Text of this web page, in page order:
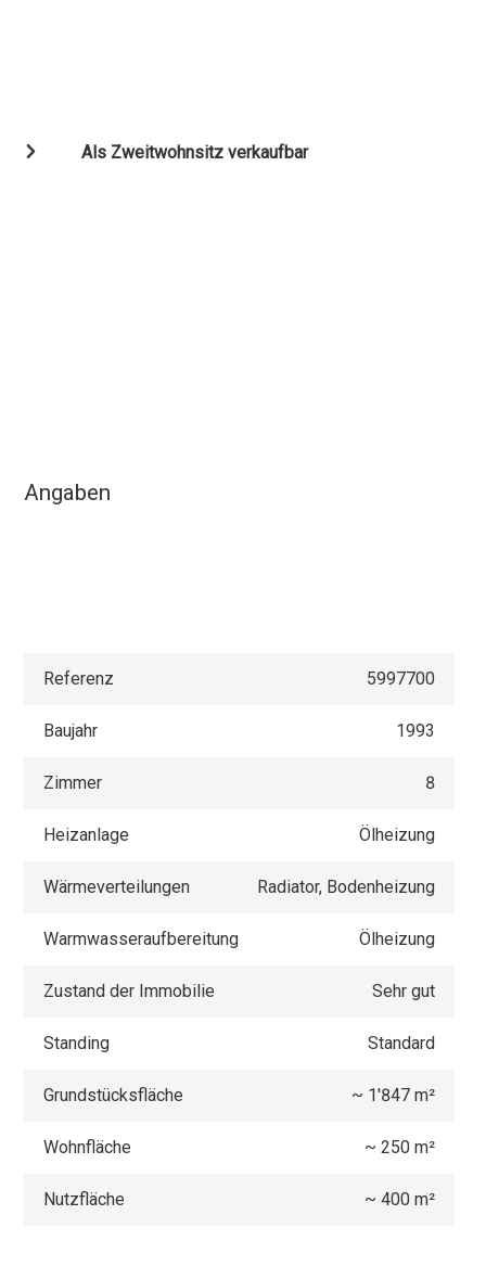
Als Zweitwohnsitz verkaufbar
Angaben
Referenz 5997700
Baujahr 1993
Zimmer 8
Heizanlage Ölheizung
Wärmeverteilungen Radiator, Bodenheizung
Warmwasseraufbereitung Ölheizung
Zustand der Immobilie Sehr gut
Standing Standard
Grundstücksfläche ~ 1'847 m²
Wohnfläche ~ 250 m²
Nutzfläche ~ 400 m²